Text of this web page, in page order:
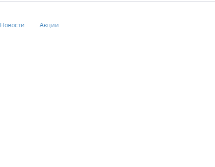
Новости Акции